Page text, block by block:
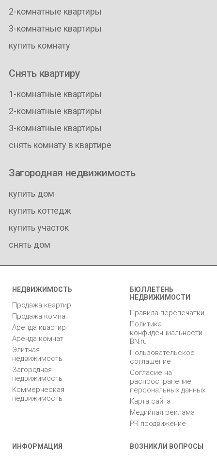
2-комнатные квартиры
3-комнатные квартиры
купить комнату
Снять квартиру
1-комнатные квартиры
2-комнатные квартиры
3-комнатные квартиры
снять комнату в квартире
Загородная недвижимость
купить дом
купить коттедж
купить участок
снять дом
НЕДВИЖИМОСТЬ
Продажа квартир
Продажа комнат
Аренда квартир
Аренда комнат
Элитная
недвижимость
Загородная
недвижимость
Коммерческая
недвижимость
БЮЛЛЕТЕНЬ
НЕДВИЖИМОСТИ
Правила перепечатки
Политика
конфиденциальности
BN.ru
Пользовательское
соглашение
Согласие на
распространение
персональных данных
Карта сайта
Медийная реклама
PR продвижение
ИНФОРМАЦИЯ ВОЗНИКЛИ ВОПРОСЫ